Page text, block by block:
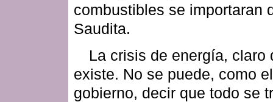
combustibles se importaran
Saudita.
La crisis de energía, claro
existe. No se puede, como el
gobierno, decir que todo se